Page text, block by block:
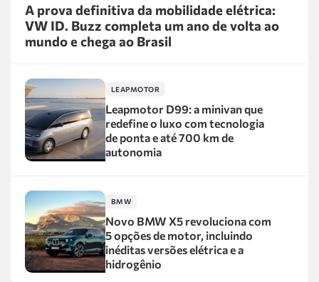
A prova definitiva da mobilidade elétrica:
VW ID. Buzz completa um ano de volta ao
mundo e chega ao Brasil
LEAPMOTOR
Leapmotor D99: a minivan que
redefine o luxo com tecnologia
de ponta e até 700 km de
autonomia
BMW
Novo BMW X5 revoluciona com
5 opções de motor, incluindo
inéditas versões elétrica e a
hidrogênio